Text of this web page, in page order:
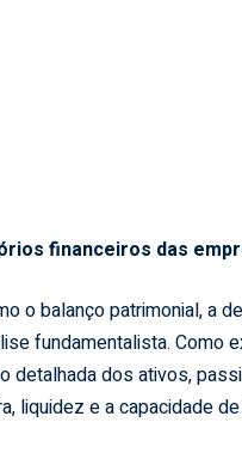
financeiros das
o balanço patrimonial, a
fundamentalista. Como
detalhada dos ativos,
liquidez e a capacidade